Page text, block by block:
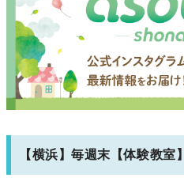
【横浜】毎週末【体験教室】